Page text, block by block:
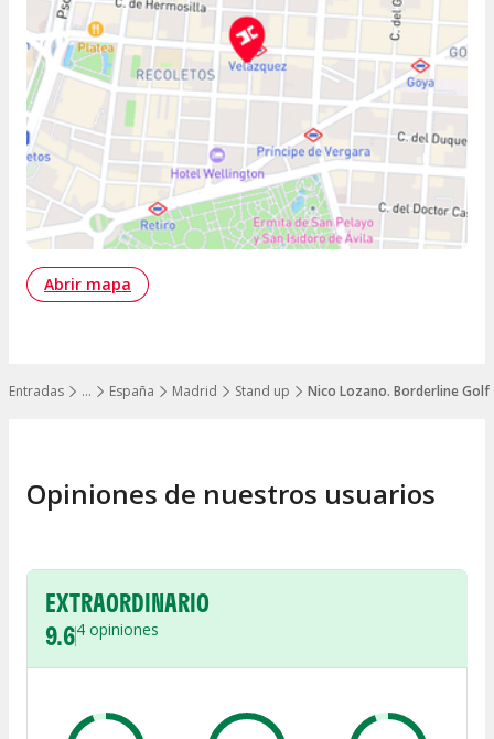
…
Mostrar todos los niveles
Entradas España Madrid Stand up Nico Lozano. Borderline
Abrir mapa
Opiniones de nuestros usuarios
EXTRAORDINARIO
9.64 opiniones